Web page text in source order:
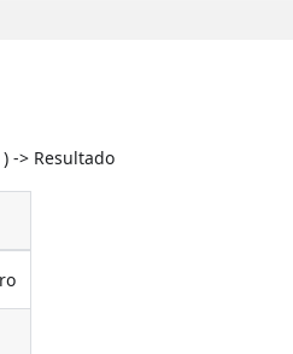
) -> Resultado